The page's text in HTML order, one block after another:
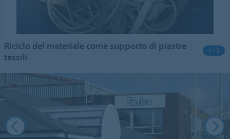
Riciclo del materiale come supporto di piastre
tessili
1 / 5